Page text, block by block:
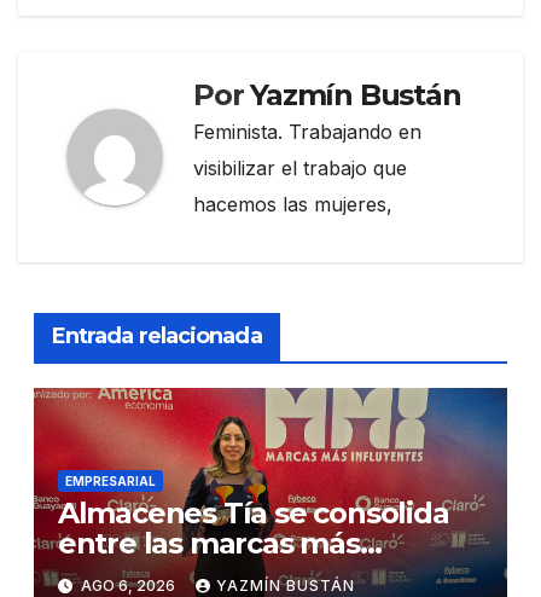
PorYazmín Bustán
Feminista. Trabajando en
visibilizar el trabajo que
hacemos las mujeres,
Entrada relacionada
EMPRESARIAL
Almacenes Tía se consolida
entre las marcas más
influyentes del Ecuador
AGO 6, 2026 YAZMÍN BUSTÁN